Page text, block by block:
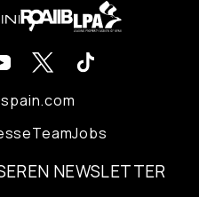
TeamJobs
NEWSLETTER